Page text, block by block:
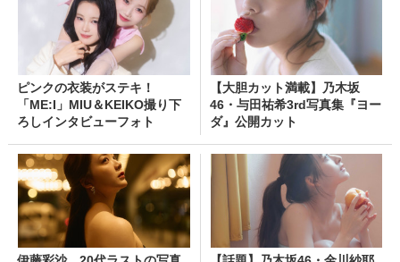
ピンクの衣装がステキ！
「ME:I」MIU＆KEIKO撮り下
ろしインタビューフォト
【大胆カット満載】乃木坂
46・与田祐希3rd写真集『ヨー
ダ』公開カット